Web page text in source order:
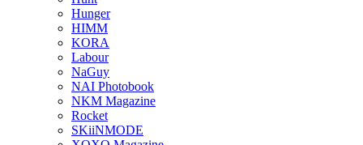
Hunger
HIMM
KORA
Labour
NaGuy
NAI Photobook
NKM Magazine
Rocket
SKiiNMODE